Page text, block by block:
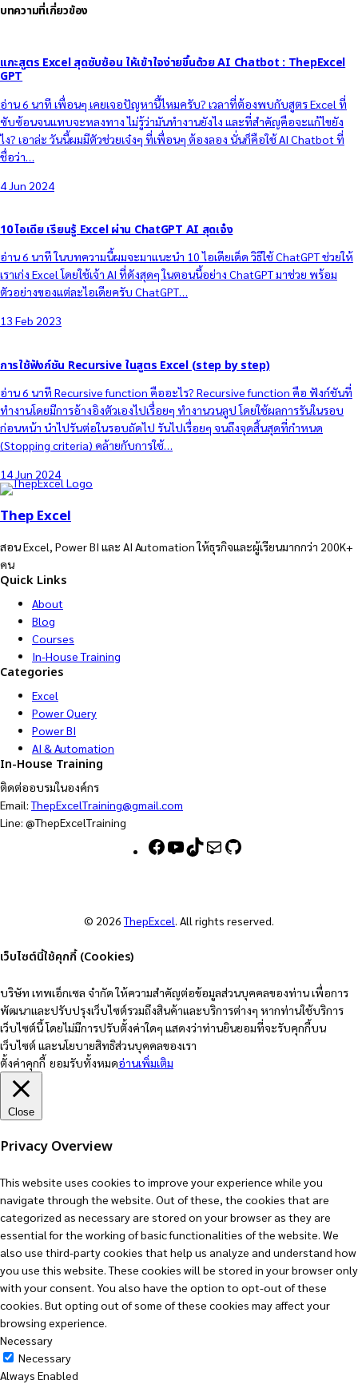
บทความที่เกี่ยวข้อง
แกะสูตร Excel สุดซับซ้อน ให้เข้าใจง่ายขึ้นด้วย AI Chatbot : ThepExcel
GPT
อ่าน 6 นาที เพื่อนๆ เคยเจอปัญหานี้ไหมครับ? เวลาที่ต้องพบกับสูตร Excel ที่
ซับซ้อนจนแทบจะหลงทาง ไม่รู้ว่ามันทำงานยังไง และที่สำคัญคือจะแก้ไขยัง
ไง? เอาล่ะ วันนี้ผมมีตัวช่วยเจ๋งๆ ที่เพื่อนๆ ต้องลอง นั่นก็คือใช้ AI Chatbot ที่
ชื่อว่า…
4 Jun 2024
10 ไอเดีย เรียนรู้ Excel ผ่าน ChatGPT AI สุดเจ๋ง
อ่าน 6 นาที ในบทความนี้ผมจะมาแนะนำ 10 ไอเดียเด็ด วิธีใช้ ChatGPT ช่วยให้
เราเก่ง Excel โดยใช้เจ้า AI ที่ดังสุดๆ ในตอนนี้อย่าง ChatGPT มาช่วย พร้อม
ตัวอย่างของแต่ละไอเดียครับ ChatGPT…
13 Feb 2023
การใช้ฟังก์ชัน Recursive ในสูตร Excel (step by step)
อ่าน 6 นาที Recursive function คืออะไร? Recursive function คือ ฟังก์ชันที่
ทำงานโดยมีการอ้างอิงตัวเองไปเรื่อยๆ ทำงานวนลูป โดยใช้ผลการรันในรอบ
ก่อนหน้า นำไปรันต่อในรอบถัดไป รันไปเรื่อยๆ จนถึงจุดสิ้นสุดที่กำหนด
(Stopping criteria) คล้ายกับการใช้…
14 Jun 2024
Thep Excel
สอน Excel, Power BI และ AI Automation ให้ธุรกิจและผู้เรียนมากกว่า 200K+
คน
Quick Links
About
Blog
Courses
In-House Training
Categories
Excel
Power Query
Power BI
AI & Automation
In-House Training
ติดต่ออบรมในองค์กร
Email:ThepExcelTraining@gmail.com
Line: @ThepExcelTraining
F
Y
u
T
o
M
© 2026ThepExcel. All rights reserved.
เว็บไซต์นี้ใช้คุกกี้ (Cookies)
บริษัท เทพเอ็กเซล จำกัด ให้ความสำคัญต่อข้อมูลส่วนบุคคลของท่าน เพื่อการ
พัฒนาและปรับปรุงเว็บไซต์รวมถึงสินค้าและบริการต่างๆ หากท่านใช้บริการ
เว็บไซต์นี้ โดยไม่มีการปรับตั้งค่าใดๆ แสดงว่าท่านยินยอมที่จะรับคุกกี้บน
เว็บไซต์ และนโยบายสิทธิส่วนบุคคลของเรา
ตั้งค่าคุกกี้ ยอมรับทั้งหมดอ่านเพิ่มเติม
Close
Privacy Overview
This website uses cookies to improve your experience while you
navigate through the website. Out of these, the cookies that are
categorized as necessary are stored on your browser as they are
essential for the working of basic functionalities of the website. We
also use third-party cookies that help us analyze and understand how
you use this website. These cookies will be stored in your browser only
with your consent. You also have the option to opt-out of these
cookies. But opting out of some of these cookies may affect your
browsing experience.
Necessary
Necessary
Always Enabled